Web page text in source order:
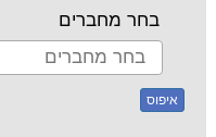
בחר מחברים
איפוס